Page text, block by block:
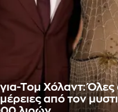
Τομ Χόλαντ: Όλες
από τον